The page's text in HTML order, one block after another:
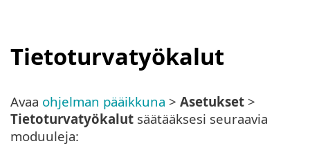
Tietoturvatyökalut
Avaa ohjelman pääikkuna > Asetukset >
Tietoturvatyökalut säätääksesi seuraavia
moduuleja: